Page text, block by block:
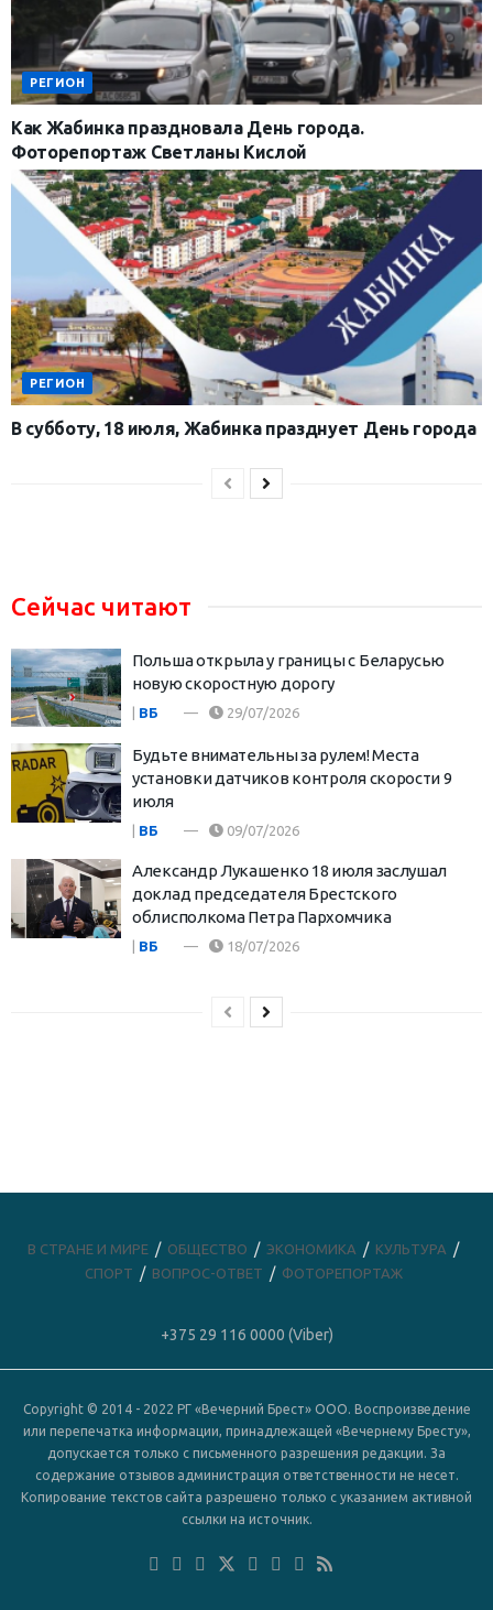
РЕГИОН
Как Жабинка праздновала День города.
Фоторепортаж Светланы Кислой
РЕГИОН
В субботу, 18 июля, Жабинка празднует День города
Сейчас читают
Польша открыла у границы с Беларусью
новую скоростную дорогу
| ВБ 29/07/2026
Будьте внимательны за рулем! Места
установки датчиков контроля скорости 9
июля
ВБ 09/07/2026
Александр Лукашенко 18 июля заслушал
доклад председателя Брестского
облисполкома Петра Пархомчика
ВБ 18/07/2026
В СТРАНЕ И МИРЕ ОБЩЕСТВО ЭКОНОМИКА
КУЛЬТУРА
СПОРТ
ВОПРОС-ОТВЕТ ФОТОРЕПОРТАЖ
+375 29 116 0000 (Viber)
Copyright © 2014 - 2022 РГ «Вечерний Брест» ООО. Воспроизведение
или перепечатка информации, принадлежащей «Вечернему Бресту»,
допускается только с письменного разрешения редакции. За
содержание отзывов администрация ответственности не несет.
Копирование текстов сайта разрешено только с указанием активной
ссылки на источник.